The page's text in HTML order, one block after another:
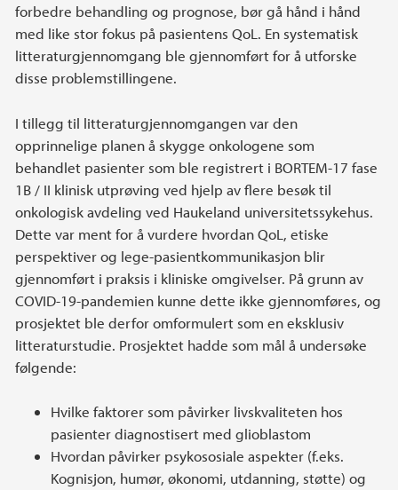
forbedre behandling og prognose, bør gå hånd i hånd
med like stor fokus på pasientens QoL. En systematisk
litteraturgjennomgang ble gjennomført for å utforske
disse problemstillingene.
I tillegg til litteraturgjennomgangen var den
opprinnelige planen å skygge onkologene som
behandlet pasienter som ble registrert i BORTEM-17 fase
1B / II klinisk utprøving ved hjelp av flere besøk til
onkologisk avdeling ved Haukeland universitetssykehus.
Dette var ment for å vurdere hvordan QoL, etiske
perspektiver og lege-pasientkommunikasjon blir
gjennomført i praksis i kliniske omgivelser. På grunn av
COVID-19-pandemien kunne dette ikke gjennomføres, og
prosjektet ble derfor omformulert som en eksklusiv
litteraturstudie. Prosjektet hadde som mål å undersøke
følgende:
Hvilke faktorer som påvirker livskvaliteten hos
pasienter diagnostisert med glioblastom
Hvordan påvirker psykososiale aspekter (f.eks.
Kognisjon, humør, økonomi, utdanning, støtte) og